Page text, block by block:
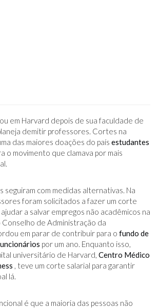
em Harvard depois de sua faculdade de
demitir professores. Cortes na
das maiores doações do país estudantes
o movimento que clamava por mais
seguiram com medidas alternativas. Na
foram solicitados a fazer um corte
a salvar empregos não acadêmicos na
de Administração da
em parar de contribuir para o fundo de
por um ano. Enquanto isso,
universitário de Harvard, Centro Médico
, teve um corte salarial para garantir
lá.
é que a maioria das pessoas não